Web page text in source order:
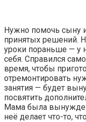
Нужно помочь сыну
принятых решений.
уроки пораньше — у
себя. Справился
время, чтобы
отремонтировать
занятия — будет
посвятить
Мама была
неё делает что-то,